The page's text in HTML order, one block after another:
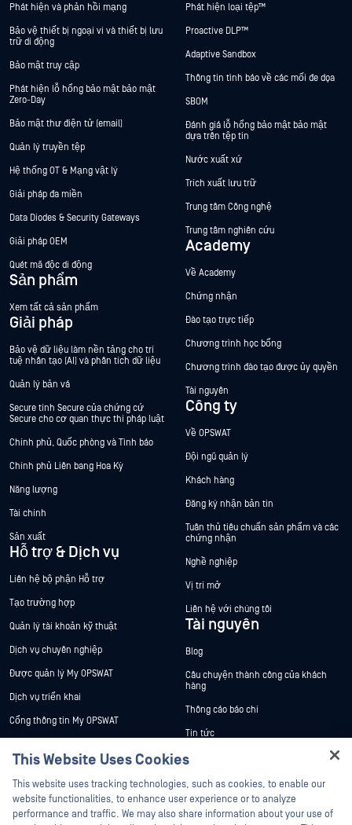
Phát hiện và phản hồi mạng
Bảo vệ thiết bị ngoại vi và thiết bị lưu
trữ di động
Bảo mật truy cập
Phát hiện lỗ hổng bảo mật bảo mật
Zero-Day
Bảo mật thư điện tử (email)
Quản lý truyền tệp
Hệ thống OT & Mạng vật lý
Giải pháp đa miền
Data Diodes & Security Gateways
Giải pháp OEM
Quét mã độc di động
Sản phẩm
Xem tất cả sản phẩm
Giải pháp
Bảo vệ dữ liệu làm nền tảng cho trí
tuệ nhân tạo (AI) và phân tích dữ liệu
Quản lý bản vá
Secure tính Secure của chứng cứ
Secure cho cơ quan thực thi pháp luật
Chính phủ, Quốc phòng và Tình báo
Chính phủ Liên bang Hoa Kỳ
Năng lượng
Tài chính
Sản xuất
Hỗ trợ & Dịch vụ
Liên hệ bộ phận Hỗ trợ
Tạo trường hợp
Quản lý tài khoản kỹ thuật
Dịch vụ chuyên nghiệp
Được quản lý My OPSWAT
Dịch vụ triển khai
Cổng thông tin My OPSWAT
Chương trình Xử lý Lỗ hổng Bảo mật
Partners
Phát hiện loại tệp™
Proactive DLP™
Adaptive Sandbox
Thông tin tình báo về các mối đe dọa
SBOM
Đánh giá lỗ hổng bảo mật bảo mật
dựa trên tệp tin
Nước xuất xứ
Trích xuất lưu trữ
Trung tâm Công nghệ
Trung tâm nghiên cứu
Academy
Về Academy
Chứng nhận
Đào tạo trực tiếp
Chương trình học bổng
Chương trình đào tạo được ủy quyền
Tài nguyên
Công ty
Về OPSWAT
Đội ngũ quản lý
Khách hàng
Đăng ký nhận bản tin
Tuân thủ tiêu chuẩn sản phẩm và các
chứng nhận
Nghề nghiệp
Vị trí mở
Liên hệ với chúng tôi
Tài nguyên
Blog
Câu chuyện thành công của khách
hàng
Thông cáo báo chí
Tin tức
Sự kiện
Hội thảo trên trực tuyến
Datasheets
This Website Uses Cookies
This website uses tracking technologies, such as cookies, to enable our
website functionalities, to enhance user experience or to analyze
performance and traffic. We may also share information about your use of
Hey there!
I'm Ozzy, your OPSWAT virtual assistant.
How can I help you secure what's critical